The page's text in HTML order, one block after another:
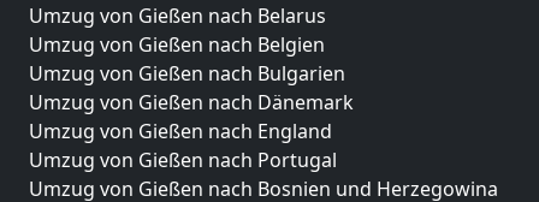
Umzug von Gießen nach Belarus
Umzug von Gießen nach Belgien
Umzug von Gießen nach Bulgarien
Umzug von Gießen nach Dänemark
Umzug von Gießen nach England
Umzug von Gießen nach Portugal
Umzug von Gießen nach Bosnien und Herzegowina